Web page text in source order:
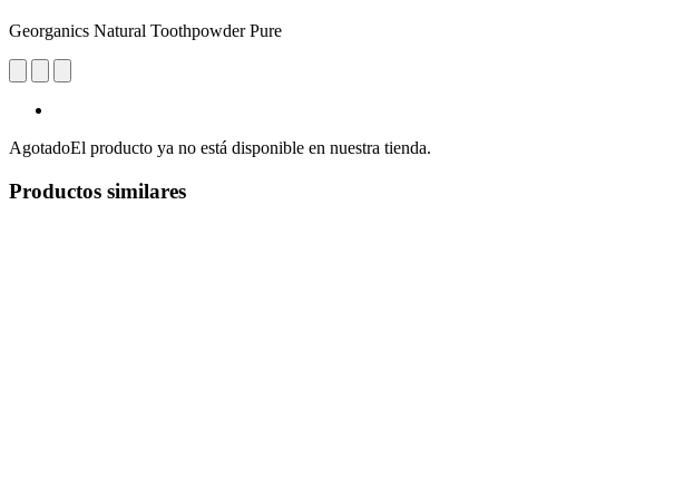
Georganics Natural Toothpowder Pure
AgotadoEl producto ya no está disponible en nuestra tienda.
Productos similares